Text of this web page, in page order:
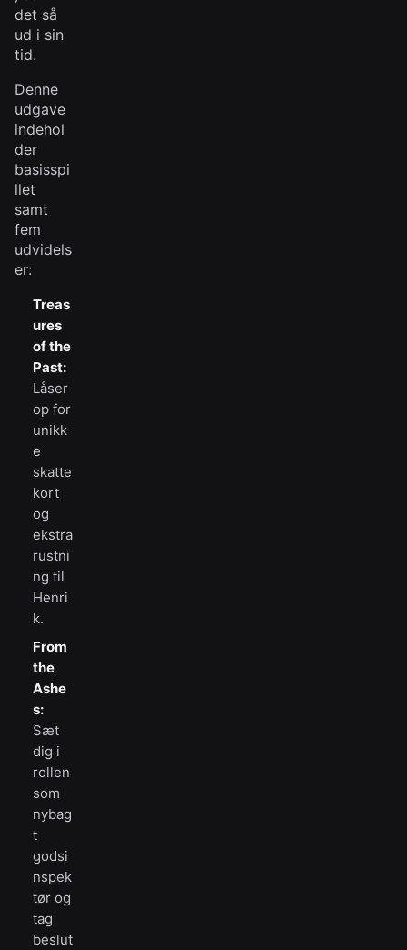
det så
ud i sin
tid.
Denne
udgave
indehol
der
basisspi
llet
samt
fem
udvidels
er:
Treas
ures
of the
Past:
Låser
op for
unikk
e
skatte
kort
og
ekstra
rustni
ng til
Henri
k.
From
the
Ashe
s:
Sæt
dig i
rollen
som
nybag
t
godsi
nspek
tør og
tag
beslut